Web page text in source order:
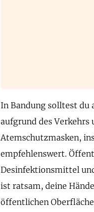
In Bandung solltest du
aufgrund des
Atemschutzmasken,
empfehlenswert.
Desinfektionsmittel
ist ratsam, deine
öffentlichen